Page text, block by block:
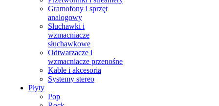
Gramofony i sprzęt
analogowy
Słuchawki i
wzmacniacze
słuchawkowe
Odtwarzacze i
wzmacniacze przenośne
Kable i akcesoria
Systemy stereo
Płyty
Pop